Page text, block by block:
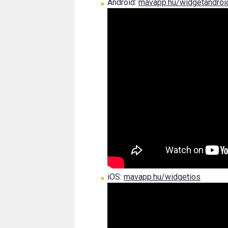
Android: mavapp.hu/
iOS: mavapp.hu/widgetios